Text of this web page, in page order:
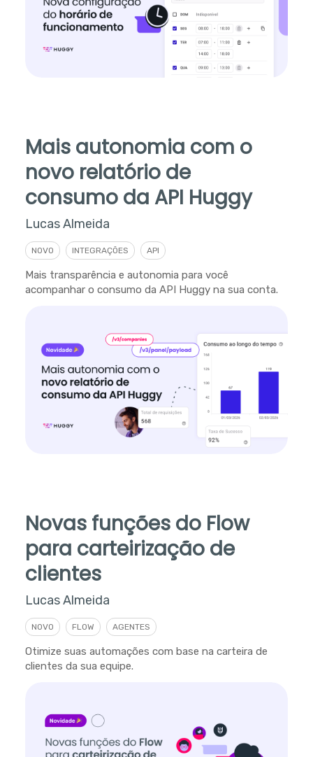
Mais autonomia com o
novo relatório de
consumo da API Huggy
Lucas Almeida
NOVO INTEGRAÇÕES API
Mais transparência e autonomia para você
acompanhar o consumo da API Huggy na sua conta.
Novas funções do Flow
para carteirização de
clientes
Lucas Almeida
NOVO FLOW AGENTES
Otimize suas automações com base na carteira de
clientes da sua equipe.